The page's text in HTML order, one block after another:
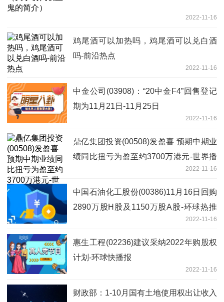
2022-11-16
鸡尾酒可以加热吗，鸡尾酒可以兑白酒
吗-前沿热点
2022-11-16
中金公司(03908)：“20中金F4”回售登记
期为11月21日-11月25日
2022-11-16
鼎亿集团投资(00508)发盈喜 预期中期业
绩同比扭亏为盈至约3700万港元-世界播
2022-11-16
中国石油化工股份(00386)11月16日回购
2890万股H股及1150万股A股-环球热推
2022-11-16
惠生工程(02236)建议采纳2022年购股权
计划-环球快播报
2022-11-16
财政部：1-10月国有土地使用权出让收入